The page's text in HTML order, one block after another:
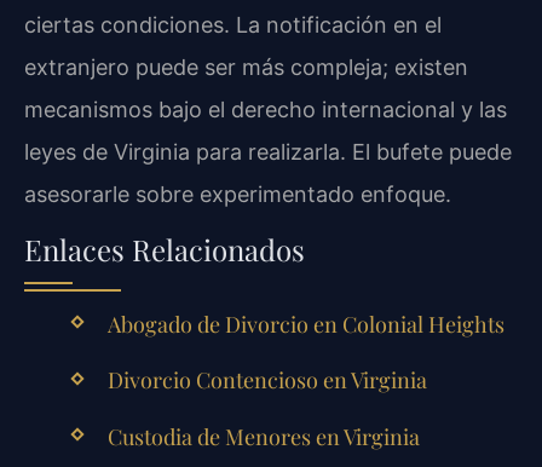
ciertas condiciones. La notificación en el
extranjero puede ser más compleja; existen
mecanismos bajo el derecho internacional y las
leyes de Virginia para realizarla. El bufete puede
asesorarle sobre experimentado enfoque.
Enlaces Relacionados
Abogado de Divorcio en Colonial Heights
Divorcio Contencioso en Virginia
Custodia de Menores en Virginia